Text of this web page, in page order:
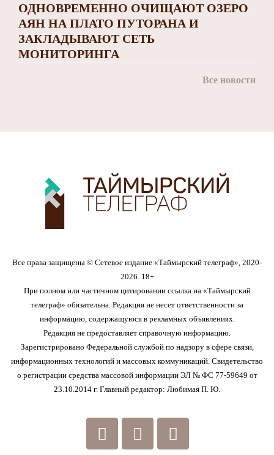
ОДНОВРЕМЕННО ОЧИЩАЮТ ОЗЕРО
АЯН НА ПЛАТО ПУТОРАНА И
ЗАКЛАДЫВАЮТ СЕТЬ
МОНИТОРИНГА
Все новости
Все права защищены © Сетевое издание «Таймырский телеграф», 2020-
2026. 18+
При полном или частичном цитировании ссылка на «Таймырский
телеграф» обязательна. Редакция не несет ответственности за
информацию, содержащуюся в рекламных объявлениях.
Редакция не предоставляет справочную информацию.
Зарегистрировано Федеральной службой по надзору в сфере связи,
информационных технологий и массовых коммуникаций. Свидетельство
о регистрации средства массовой информации ЭЛ № ФС 77-59649 от
23.10.2014 г. Главный редактор: Любимая П. Ю.